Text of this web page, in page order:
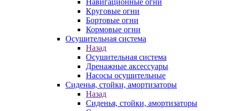
Навигационные огни
Круговые огни
Бортовые огни
Кормовые огни
Осушительная система
Назад
Осушительная система
Дренажные аксессуары
Насосы осушительные
Сиденья, стойки, амортизаторы
Назад
Сиденья, стойки, амортизаторы